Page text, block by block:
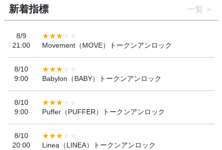
新着指標 一覧
8/9
21:00
Movement（MOVE）トークンアンロック
8/10
9:00
Babylon（BABY）トークンアンロック
8/10
9:00
Puffer（PUFFER）トークンアンロック
8/10
20:00
Linea（LINEA）トークンアンロック